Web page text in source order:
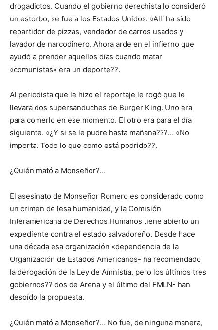
drogadictos. Cuando el gobierno derechista lo consideró
un estorbo, se fue a los Estados Unidos. «Allí ha sido
repartidor de pizzas, vendedor de carros usados y
lavador de narcodinero. Ahora arde en el infierno que
ayudó a prender aquellos días cuando matar
«comunistas» era un deporte??.
Al periodista que le hizo el reportaje le rogó que le
llevara dos supersanduches de Burger King. Uno era
para comerlo en ese momento. El otro era para el día
siguiente. «¿Y si se le pudre hasta mañana???… «No
importa. Todo lo que como está podrido??.
¿Quién mató a Monseñor?…
El asesinato de Monseñor Romero es considerado como
un crimen de lesa humanidad, y la Comisión
Interamericana de Derechos Humanos tiene abierto un
expediente contra el estado salvadoreño. Desde hace
una década esa organización «dependencia de la
Organización de Estados Americanos- ha recomendado
la derogación de la Ley de Amnistía, pero los últimos tres
gobiernos?? dos de Arena y el último del FMLN- han
desoído la propuesta.
¿Quién mató a Monseñor?… No fue, de ninguna manera,